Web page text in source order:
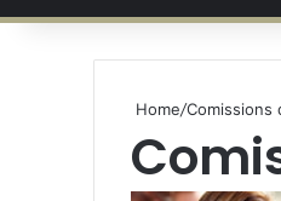
Home/Comissions